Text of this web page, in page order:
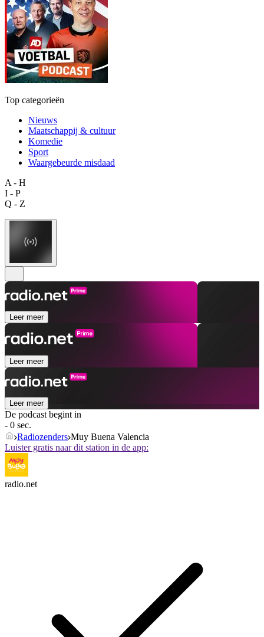
Top categorieën
Nieuws
Maatschappij & cultuur
Komedie
Sport
Waargebeurde misdaad
A - H
I - P
Q - Z
Leer meer
Leer meer
Leer meer
De podcast begint in
- 0 sec.
Radiozenders Muy Buena Valencia
Luister gratis naar dit station in de app:
radio.net